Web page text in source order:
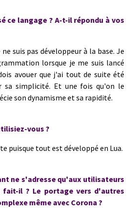
ce langage ? A-t-il répondu à vos
suis pas développeur à la base. Je
lorsque je me suis lancé
avouer que j'ai tout de suite été
sa simplicité. Et une fois qu'on le
son dynamisme et sa rapidité.
vous ?
puisque tout est développé en Lua.
ne s'adresse qu'aux utilisateurs
fait-il ? Le portage vers d'autres
même avec Corona ?